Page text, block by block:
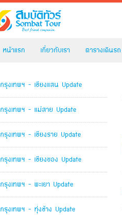
หน้าแรก เกี่ยวกับเรา ตารางเดินรถ
กรุงเทพฯ - เชียงแสน Update
กรุงเทพฯ - แม่สาย Update
กรุงเทพฯ - เชียงราย Update
กรุงเทพฯ - เชียงของ Update
กรุงเทพฯ - พะเยา Update
กรุงเทพฯ - ทุ่งช้าง Update